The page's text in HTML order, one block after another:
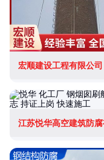
宏顺建设工程有限公司